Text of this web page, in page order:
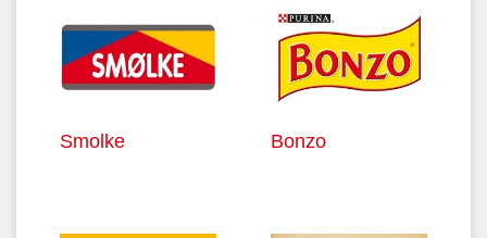
Smolke Bonzo